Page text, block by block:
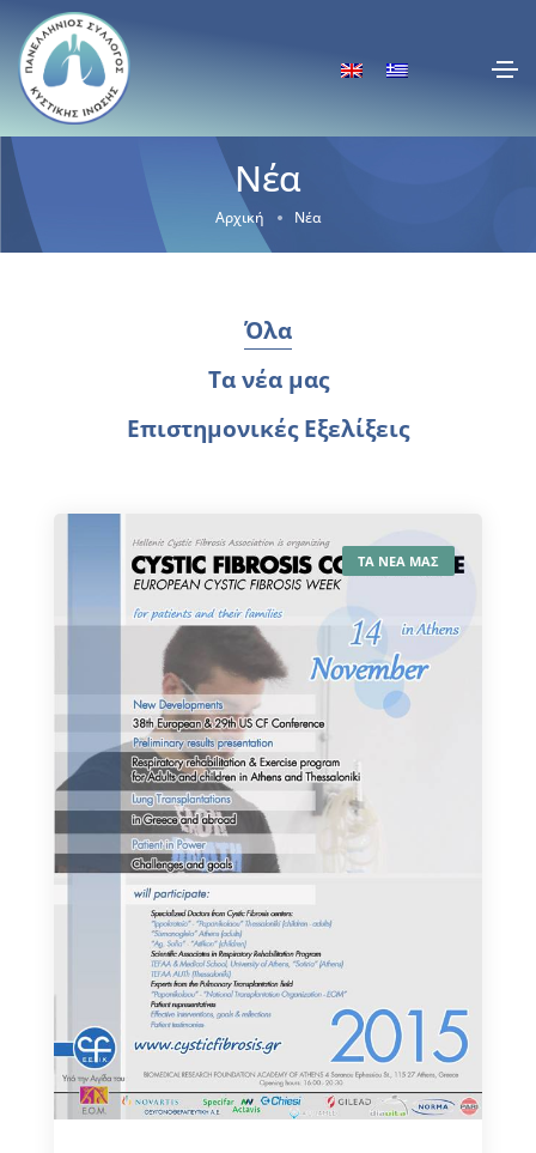
Νέα
Αρχική Νέα
Όλα
Τα νέα μας
Επιστημονικές Εξελίξεις
ΤΑ ΝΕΑ ΜΑΣ